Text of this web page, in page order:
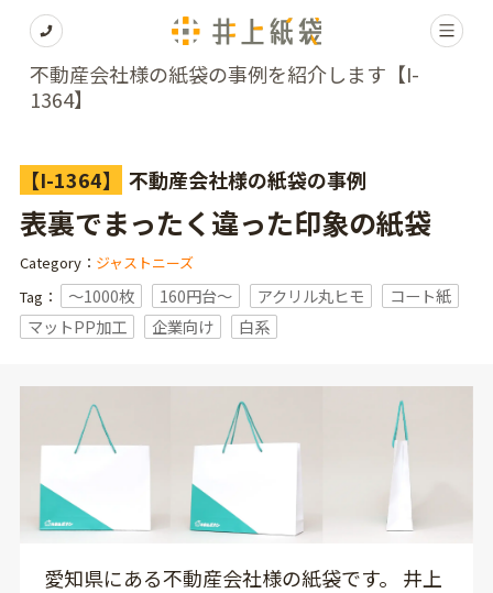
不動産会社様の紙袋の事例を紹介します【I-
1364】
【I-1364】 不動産会社様の紙袋の事例
表裏でまったく違った印象の紙袋
Category： ジャストニーズ
Tag：
〜1000枚 160円台〜 アクリル丸ヒモ
コート紙
マットPP加工
企業向け 白系
愛知県にある不動産会社様の紙袋です。 井上